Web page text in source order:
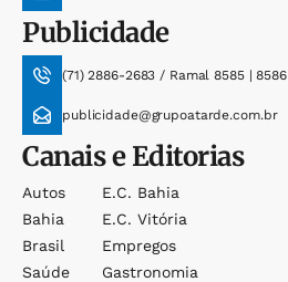
Publicidade
(71) 2886-2683 / Ramal 8585 | 8586
publicidade@grupoatarde.com.br
Canais e Editorias
Autos
Bahia
Brasil
Saúde
E.c. Bahia
E.c. Vitória
Empregos
Gastronomia